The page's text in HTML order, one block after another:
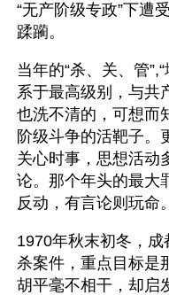
“无产阶级专政”下遭
蹂躏。
当年的“杀、关、管
系于最高级别，与共
也洗不清的，可想而
阶级斗争的活靶子。
关心时事，思想活动
论。那个年头的最大
反动，有言论则玩命。
1970年秋末初冬，
杀案件，重点目标是
胡平毫不相干，却启